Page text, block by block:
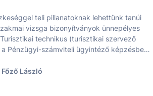
teli pillanatoknak lehettünk tanúi
vizsga bizonyítványok ünnepélyes
technikus (turisztikai szervező
Pénzügyi-számviteli ügyintéző képzésben
Főző László